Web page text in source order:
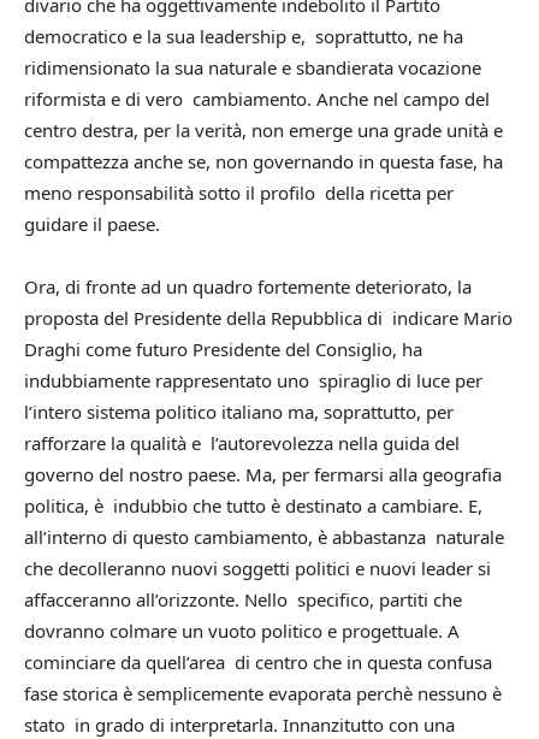
divario che ha oggettivamente indebolito il Partito
democratico e la sua leadership e, soprattutto, ne ha
ridimensionato la sua naturale e sbandierata vocazione
riformista e di vero cambiamento. Anche nel campo del
centro destra, per la verità, non emerge una grade unità e
compattezza anche se, non governando in questa fase, ha
meno responsabilità sotto il profilo della ricetta per
guidare il paese.
Ora, di fronte ad un quadro fortemente deteriorato, la
proposta del Presidente della Repubblica di indicare Mario
Draghi come futuro Presidente del Consiglio, ha
indubbiamente rappresentato uno spiraglio di luce per
l’intero sistema politico italiano ma, soprattutto, per
rafforzare la qualità e l’autorevolezza nella guida del
governo del nostro paese. Ma, per fermarsi alla geografia
politica, è indubbio che tutto è destinato a cambiare. E,
all’interno di questo cambiamento, è abbastanza naturale
che decolleranno nuovi soggetti politici e nuovi leader si
affacceranno all’orizzonte. Nello specifico, partiti che
dovranno colmare un vuoto politico e progettuale. A
cominciare da quell’area di centro che in questa confusa
fase storica è semplicemente evaporata perchè nessuno è
stato in grado di interpretarla. Innanzitutto con una